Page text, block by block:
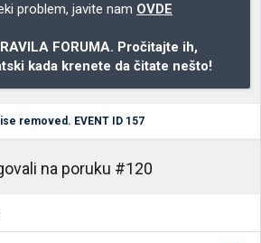
problem, javite nam OVDE
FORUMA. Pročitajte ih,
kada krenete da čitate nešto!
removed. EVENT ID 157
na poruku #120